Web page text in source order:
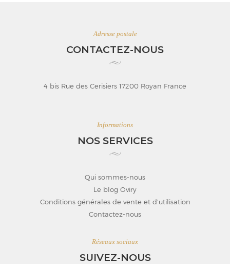
Adresse postale
CONTACTEZ-NOUS
4 bis Rue des Cerisiers 17200 Royan France
Informations
NOS SERVICES
Qui sommes-nous
Le blog Oviry
Conditions générales de vente et d’utilisation
Contactez-nous
Réseaux sociaux
SUIVEZ-NOUS